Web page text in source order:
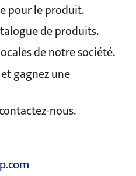
pour le produit.
de produits.
de notre société.
gagnez une
nous.